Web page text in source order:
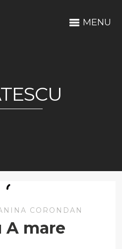
MENU
CORONDAN
mare